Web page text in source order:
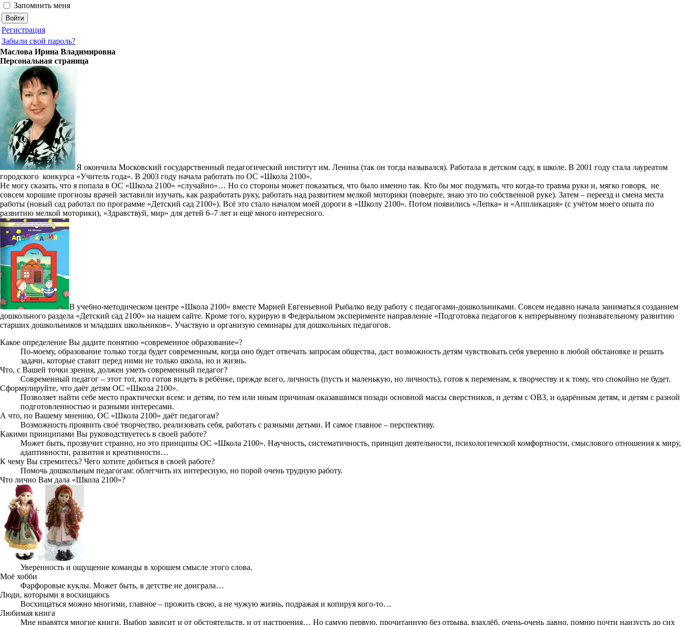
Запомнить меня
Регистрация
Забыли свой пароль?
Маслова Ирина Владимировна
Персональная страница
Я окончила Московский государственный педагогический институт им. Ленина (так он тогда назывался). Работала в детском саду, в школе. В 2001 году стала лауреатом
городского конкурса «Учитель года». В 2003 году начала работать по ОС «Школа 2100».
Не могу сказать, что я попала в ОС «Школа 2100» «случайно»… Но со стороны может показаться, что было именно так. Кто бы мог подумать, что когда-то травма руки и, мягко говоря, не
совсем хорошие прогнозы врачей заставили изучать, как разработать руку, работать над развитием мелкой моторики (поверьте, знаю это по собственной руке). Затем – переезд и смена места
работы (новый сад работал по программе «Детский сад 2100»). Всё это стало началом моей дороги в «Школу 2100». Потом появились «Лепка» и «Аппликация» (с учётом моего опыта по
развитию мелкой моторики), «Здравствуй, мир» для детей 6–7 лет и ещё много интересного.
В учебно-методическом центре «Школа 2100» вместе Марией Евгеньевной Рыбалко веду работу с педагогами-дошкольниками. Совсем недавно начала заниматься созданием
дошкольного раздела «Детский сад 2100» на нашем сайте. Кроме того, курирую в Федеральном эксперименте направление «Подготовка педагогов к непрерывному познавательному развитию
старших дошкольников и младших школьников». Участвую и организую семинары для дошкольных педагогов.
Какое определение Вы дадите понятию «современное образование»?
По-моему, образование только тогда будет современным, когда оно будет отвечать запросам общества, даст возможность детям чувствовать себя уверенно в любой обстановке и решать
задачи, которые ставит перед ними не только школа, но и жизнь.
Что, с Вашей точки зрения, должен уметь современный педагог?
Современный педагог – этот тот, кто готов видеть в ребёнке, прежде всего, личность (пусть и маленькую, но личность), готов к переменам, к творчеству и к тому, что спокойно не будет.
Сформулируйте, что даёт детям ОС «Школа 2100».
Позволяет найти себе место практически всем: и детям, по тем или иным причинам оказавшимся позади основной массы сверстников, и детям с ОВЗ, и одарённым детям, и детям с разной
подготовленностью и разными интересами.
А что, по Вашему мнению, ОС «Школа 2100» даёт педагогам?
Возможность проявить своё творчество, реализовать себя, работать с разными детьми. И самое главное – перспективу.
Какими принципами Вы руководствуетесь в своей работе?
Может быть, прозвучит странно, но это принципы ОС «Школа 2100». Научность, систематичность, принцип деятельности, психологической комфортности, смыслового отношения к миру,
адаптивности, развития и креативности…
К чему Вы стремитесь? Чего хотите добиться в своей работе?
Помочь дошкольным педагогам: облегчить их интересную, но порой очень трудную работу.
Что лично Вам дала «Школа 2100»?
Уверенность и ощущение команды в хорошем смысле этого слова.
Моё хобби
Фарфоровые куклы. Может быть, в детстве не доиграла…
Люди, которыми я восхищаюсь
Восхищаться можно многими, главное – прожить свою, а не чужую жизнь, подражая и копируя кого-то…
Любимая книга
Мне нравятся многие книги. Выбор зависит и от обстоятельств, и от настроения… Но самую первую, прочитанную без отрыва, взахлёб, очень-очень давно, помню почти наизусть до сих